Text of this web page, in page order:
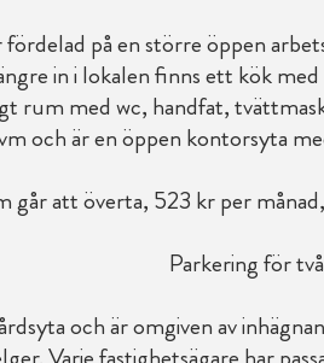
på en större öppen
in i lokalen finns ett kök
rum med wc, handfat,
och är en öppen kontorsyta
går att överta, 523 kr per
Parkering för
och är omgiven av